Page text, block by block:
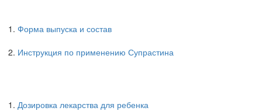
Форма выпуска и состав
Инструкция по применению Супрастина
Дозировка лекарства для ребенка